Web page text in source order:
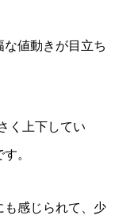
値動きが目立ち
く上下してい
。
も感じられて、少